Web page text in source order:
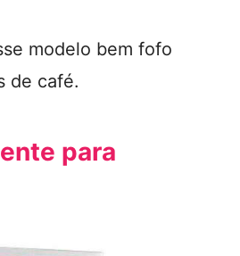
modelo bem fofo
de café.
para